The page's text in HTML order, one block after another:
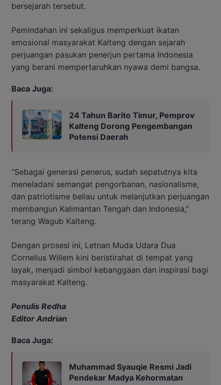
bersejarah tersebut.
Pemindahan ini sekaligus memperkuat ikatan
emosional masyarakat Kalteng dengan sejarah
perjuangan pasukan penerjun pertama Indonesia
yang berani mempertaruhkan nyawa demi bangsa.
Baca Juga:
24 Tahun Barito Timur, Pemprov
Kalteng Dorong Pengembangan
Potensi Daerah
“Sebagai generasi penerus, sudah sepatutnya kita
meneladani semangat pengorbanan, nasionalisme,
dan patriotisme beliau untuk melanjutkan perjuangan
membangun Kalimantan Tengah dan Indonesia,”
terang Wagub Kalteng.
Dengan prosesi ini, Letnan Muda Udara Dua
Cornelius Willem kini beristirahat di tempat yang
layak, menjadi simbol kebanggaan dan inspirasi bagi
masyarakat Kalteng.
Penulis Redha
Editor Andrian
Baca Juga:
Muhammad Syauqie Resmi Jadi
Pendekar Madya Kehormatan